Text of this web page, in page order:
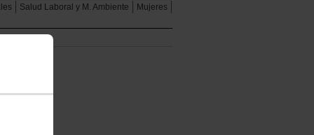
Salud Laboral y M. Ambiente Mujeres